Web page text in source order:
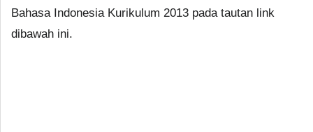
Bahasa Indonesia Kurikulum 2013 pada tautan link
dibawah ini.